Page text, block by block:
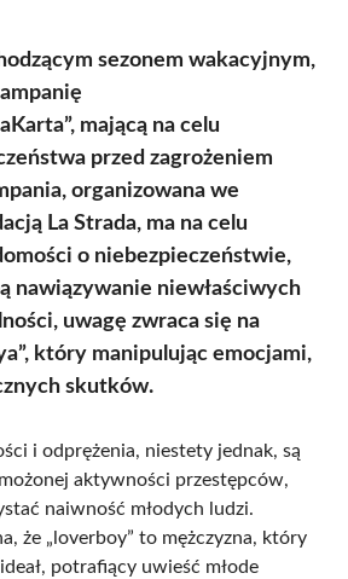
sezonem wakacyjnym,
mającą na celu
przed zagrożeniem
organizowana we
La Strada, ma na celu
o niebezpieczeństwie,
nawiązywanie niewłaściwych
uwagę zwraca się na
który manipulując emocjami,
skutków.
i odprężenia, niestety jednak, są
aktywności przestępców,
naiwność młodych ludzi.
że „loverboy” to mężczyzna, który
potrafiący uwieść młode